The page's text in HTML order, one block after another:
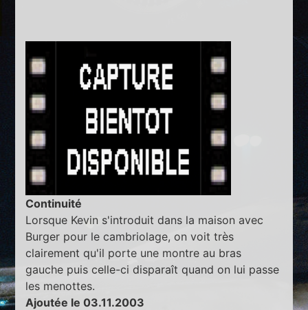
Continuité
Lorsque Kevin s'introduit dans la maison avec
Burger pour le cambriolage, on voit très
clairement qu'il porte une montre au bras
gauche puis celle-ci disparaît quand on lui passe
les menottes.
Ajoutée le 03.11.2003